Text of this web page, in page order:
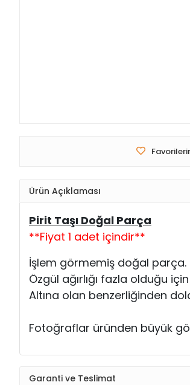
Ürün Açıklaması
Pirit Taşı Doğal Parça
**Fiyat 1 adet içindir**
İşlem görmemiş doğal parça.
Özgül ağırlığı fazla olduğu
Altına olan benzerliğinden
Fotoğraflar üründen büyük
Garanti ve Teslimat